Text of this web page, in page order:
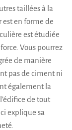
taillées à la
en forme de
est étudiée
Vous pourrez
de manière
pas de ciment ni
également la
de tout
explique sa